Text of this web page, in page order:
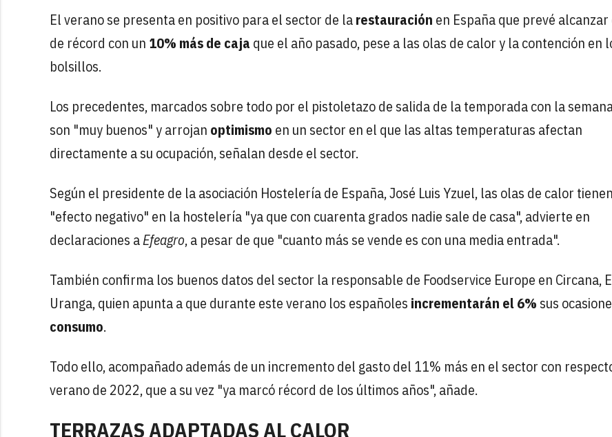
El verano se presenta en positivo para el sector de larestauración en España que prevé
de récord con un 10% más de caja que el año pasado, pese a las olas de calor y la contención en
bolsillos.
Los precedentes, marcados sobre todo por el pistoletazo de salida de la temporada con la
son "muy buenos" y arrojan optimismo en un sector en el que las altas temperaturas afectan
directamente a su ocupación, señalan desde el sector.
Según el presidente de la asociación Hostelería de España, José Luis Yzuel, las olas de calor
"efecto negativo" en la hostelería "ya que con cuarenta grados nadie sale de casa", advierte en
declaraciones aEfeagro, a pesar de que "cuanto más se vende es con una media entrada".
También confirma los buenos datos del sector la responsable de Foodservice Europe en Circana,
Uranga, quien apunta a que durante este verano los españoles incrementarán el 6% sus
consumo.
Todo ello, acompañado además de un incremento del gasto del 11% más en el sector con
verano de 2022, que a su vez "ya marcó récord de los últimos años", añade.
TERRAZAS ADAPTADAS AL CALOR